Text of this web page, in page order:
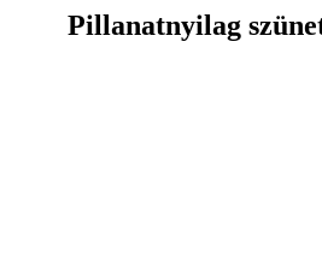
Pillanatnyilag